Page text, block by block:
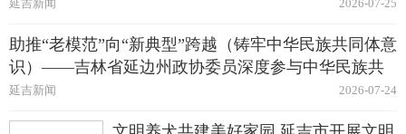
2026-07-25
延吉新闻
助推“老模范”向“新典型”跨越（铸牢中华民族共同体意
识）——吉林省延边州政协委员深度参与中华民族共
同体建设纪实
2026-07-24
延吉新闻